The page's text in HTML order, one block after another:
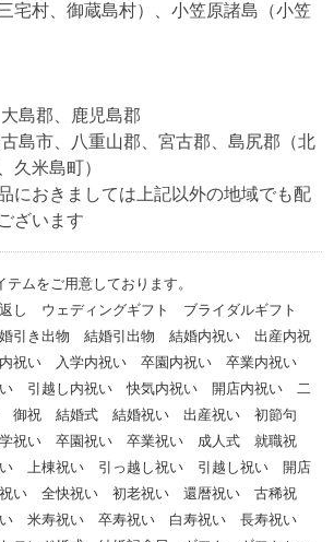
宅村、御蔵島村）、小笠原諸島（小笠
島郡、鹿児島郡
島市、八重山郡、宮古郡、島尻郡（北
久米島町）
におきましては上記以外の地域でも配
ざいます
ムをご用意しております。
し ウェディングギフト ブライダルギフト
引き出物 結婚引出物 結婚内祝い 出産内祝
祝い 入学内祝い 卒園内祝い 卒業内祝い
引越し内祝い 快気内祝い 開店内祝い 二
御祝 結婚式 結婚祝い 出産祝い 初節句
祝い 卒園祝い 卒業祝い 成人式 就職祝
上棟祝い 引っ越し祝い 引越し祝い 開店
い 全快祝い 初老祝い 還暦祝い 古稀祝
米寿祝い 卒寿祝い 白寿祝い 長寿祝い